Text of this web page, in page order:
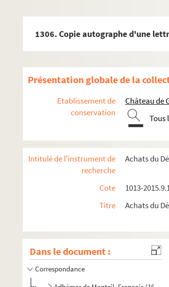
1306. Copie autographe d'une
Présentation globale de la
Etablissement de
conservation
Château de
Tous
Intitulé de l'instrument de
recherche
Achats du
Cote
1013-
Titre
Achats du
Dans le document :
Correspondance